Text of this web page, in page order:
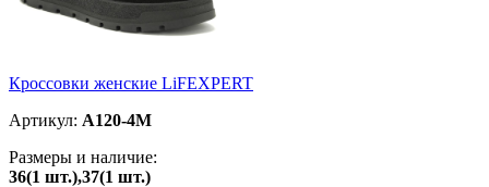
Кроссовки женские LiFEXPERT
Артикул: A120-4M
Размеры и наличие:
36(1 шт.),37(1 шт.)